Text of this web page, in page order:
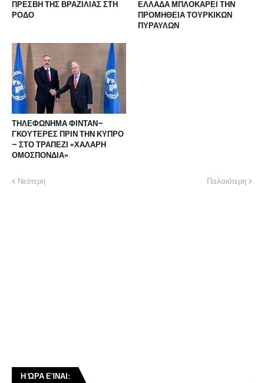
ΠΡΕΣΒΗ ΤΗΣ ΒΡΑΖΙΛΙΑΣ ΣΤΗ
ΡΟΔΟ
ΕΛΛΑΔΑ ΜΠΛΟΚΑΡΕΙ ΤΗΝ
ΠΡΟΜΗΘΕΙΑ ΤΟΥΡΚΙΚΩΝ
ΠΥΡΑΥΛΩΝ
ΤΗΛΕΦΩΝΗΜΑ ΦΙΝΤΑΝ–
ΓΚΟΥΤΕΡΕΣ ΠΡΙΝ ΤΗΝ ΚΥΠΡΟ
– ΣΤΟ ΤΡΑΠΕΖΙ «ΧΑΛΑΡΗ
ΟΜΟΣΠΟΝΔΙΑ»
Νεότερη Παλαιότερη
Η ΏΡΑ ΕΊΝΑΙ: